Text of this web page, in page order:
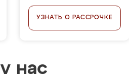
УЗНАТЬ О РАССРОЧКЕ
нас